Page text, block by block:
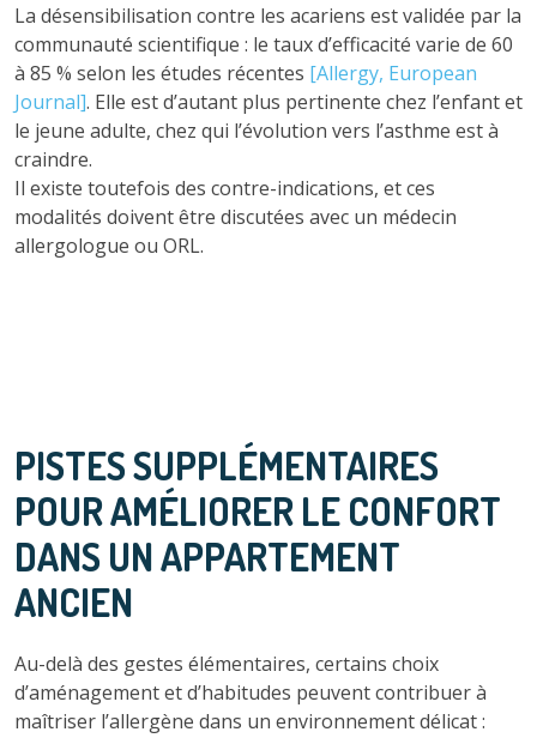
La désensibilisation contre les acariens est validée par la
communauté scientifique : le taux d’efficacité varie de 60
à 85 % selon les études récentes [Allergy, European
Journal]. Elle est d’autant plus pertinente chez l’enfant et
le jeune adulte, chez qui l’évolution vers l’asthme est à
craindre.
Il existe toutefois des contre-indications, et ces
modalités doivent être discutées avec un médecin
allergologue ou ORL.
PISTES SUPPLÉMENTAIRES
POUR AMÉLIORER LE CONFORT
DANS UN APPARTEMENT
ANCIEN
Au-delà des gestes élémentaires, certains choix
d’aménagement et d’habitudes peuvent contribuer à
maîtriser l’allergène dans un environnement délicat :